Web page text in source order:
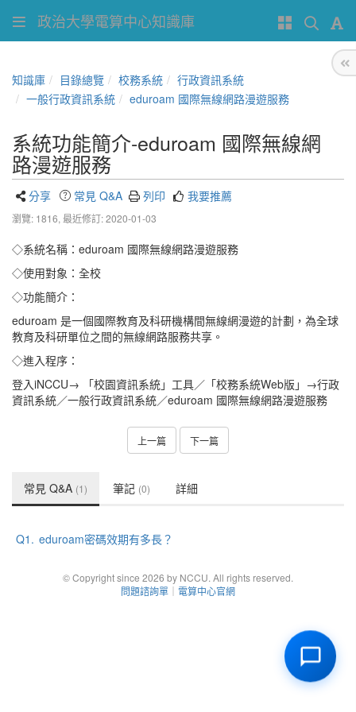
政治大學電算中心知識庫
知識庫 目錄總覽 校務系統
行政資訊系統
一般行政資訊系統
eduroam 國際無線網路漫遊服務
系統功能簡介-eduroam 國際無線網
路漫遊服務
分享 常見 Q&A 列印 我要推薦
瀏覽: 1816, 最近修訂: 2020-01-03
◇系統名稱：eduroam 國際無線網路漫遊服務
◇使用對象：全校
◇功能簡介：
eduroam 是一個國際教育及科研機構間無線網漫遊的計劃，為全球
教育及科研單位之間的無線網路服務共享。
◇進入程序：
登入iNCCU→ 「校園資訊系統」工具／「校務系統Web版」→行政
資訊系統／一般行政資訊系統／eduroam 國際無線網路漫遊服務
上一篇 下一篇
常見 Q&A (1) 筆記 (0) 詳細
Q1. eduroam密碼效期有多長？
© Copyright since 2026 by NCCU. All rights reserved.
問題諮詢單 ｜ 電算中心官網